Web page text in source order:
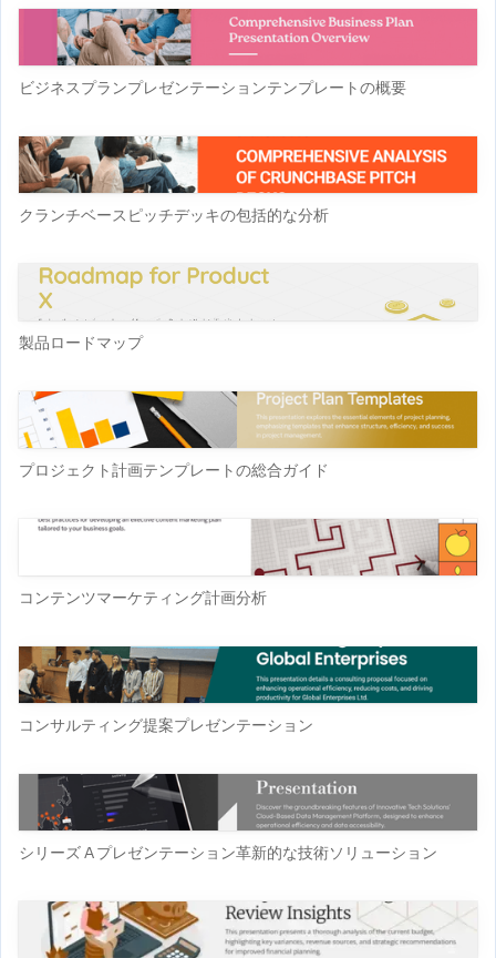
ビジネスプランプレゼンテーションテンプレートの概要
クランチベースピッチデッキの包括的な分析
製品ロードマップ
プロジェクト計画テンプレートの総合ガイド
コンテンツマーケティング計画分析
コンサルティング提案プレゼンテーション
シリーズ A プレゼンテーション革新的な技術ソリューション